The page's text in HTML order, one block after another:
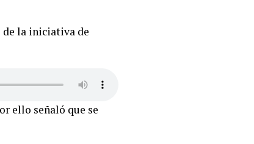
de la iniciativa de
ello señaló que se